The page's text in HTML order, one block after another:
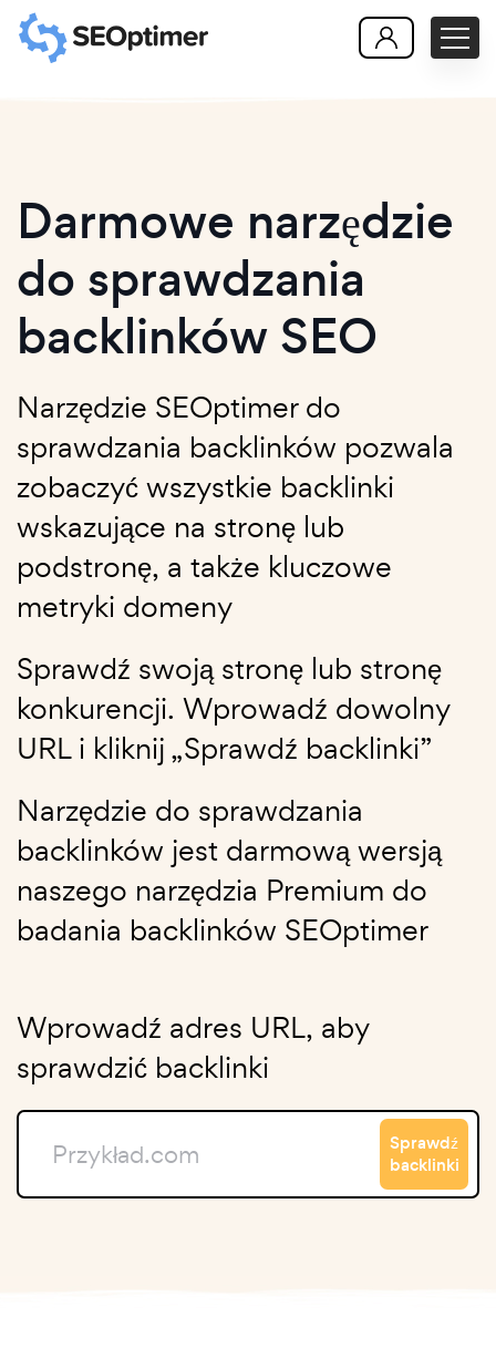
Darmowe narzędzie
do sprawdzania
backlinków SEO
Narzędzie SEOptimer do
sprawdzania backlinków pozwala
zobaczyć wszystkie backlinki
wskazujące na stronę lub
podstronę, a także kluczowe
metryki domeny
Sprawdź swoją stronę lub stronę
konkurencji. Wprowadź dowolny
URL i kliknij „Sprawdź backlinki”
Narzędzie do sprawdzania
backlinków jest darmową wersją
naszego narzędzia Premium do
badania backlinków SEOptimer
Wprowadź adres URL, aby
sprawdzić backlinki
Sprawdź
backlinki